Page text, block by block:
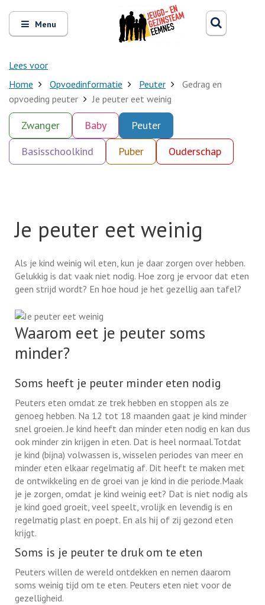
Open
en
sluit
Menu
Lees voor
Zoeken
Home Opvoedinformatie Peuter
Gedrag en
opvoeding peuter
Je peuter eet weinig
Zwanger Baby
Peuter
Basisschoolkind
Puber Ouderschap
Je peuter eet weinig
Als je kind weinig wil eten, kun je daar zorgen over hebben.
Gelukkig is dat vaak niet nodig. Hoe zorg je ervoor dat eten
geen strijd wordt? En hoe houd je het gezellig aan tafel?
Waarom eet je peuter soms
minder?
Soms heeft je peuter minder eten nodig
Peuters eten omdat ze trek hebben en stoppen als ze
genoeg hebben. Na 12 tot 18 maanden gaat je kind minder
snel groeien. Je kind heeft dan minder eten nodig en kan dus
ook minder zin krijgen in eten. Dat is heel normaal.Totdat
je kind (bijna) volwassen is, wisselen periodes van meer en
minder eten elkaar regelmatig af. Dit heeft te maken met
de ontwikkeling en de groei van je kind in die periode.Maak
je je zorgen, omdat je kind weinig eet? Dat is niet nodig als
je kind goed groeit, veel speelt, vrolijk en levendig is en
regelmatig plast en poept. En als hij of zij gezond eten
krijgt.
Soms is je peuter te druk om te eten
Peuters willen de wereld ontdekken en nemen daarom
soms weinig tijd om te eten. Peuters eten niet voor de
gezelligheid.